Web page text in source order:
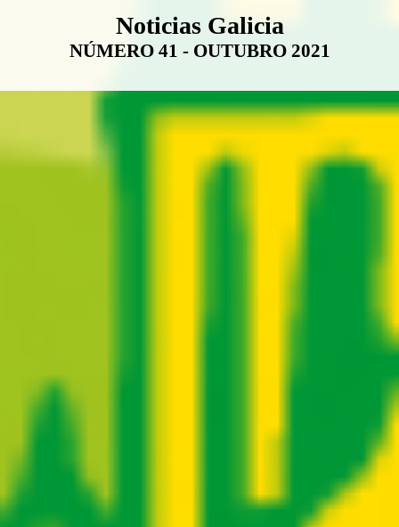
Boletín Noticias Galicia
Noticias Galicia
NÚMERO 41 - OUTUBRO 2021